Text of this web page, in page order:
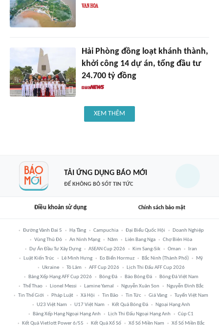
Hải Phòng đồng loạt khánh thành,
khởi công 14 dự án, tổng đầu tư
24.700 tỷ đồng
XEM THÊM
TẢI ỨNG DỤNG BÁO MỚI
ĐỂ KHÔNG BỎ SÓT TIN TỨC
Điều khoản sử dụng Chính sách bảo mật
Đường Vành Đai 5 Hạ Tầng Campuchia Đại Biểu Quốc Hội
Doanh Nghiệp
Vùng Thủ Đô
An Ninh Mạng Năm Liên Bang Nga
Chợ Biên Hòa
Dự Án Đầu Tư Xây Dựng
ASEAN Cup 2026 Kim Sang-Sik Oman
Iran
Luật Kiến Trúc
Lê Minh Hưng Eo Biển Hormuz Bắc Ninh (thành Phố)
Mỹ
Ukraine
Tô Lâm AFF Cup 2026
Lịch Thi Đấu AFF Cup 2026
Bảng Xếp Hạng AFF Cup 2026
Bóng Đá Báo Bóng Đá
Bóng Đá Việt Nam
Thể Thao
Lionel Messi Lamine Yamal Nguyễn Xuân Son
Nguyễn Đình Bắc
Tin Thế Giới
Pháp Luật Xã Hội Tin Bão Tin Tức Giá Vàng
Tuyển Việt Nam
U23 Việt Nam
U17 Việt Nam Kết Quả Bóng Đá
Ngoại Hạng Anh
Bảng Xếp Hạng Ngoại Hạng Anh
Lịch Thi Đấu Ngoại Hạng Anh
Cúp C1
Kết Quả Vietlott Power 6/55
Kết Quả Xổ Số Xổ Số Miền Nam Xổ Số Miền Bắc